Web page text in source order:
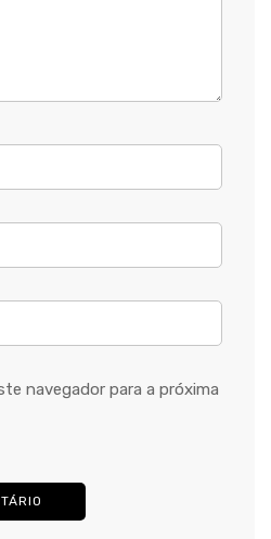
navegador para a próxima